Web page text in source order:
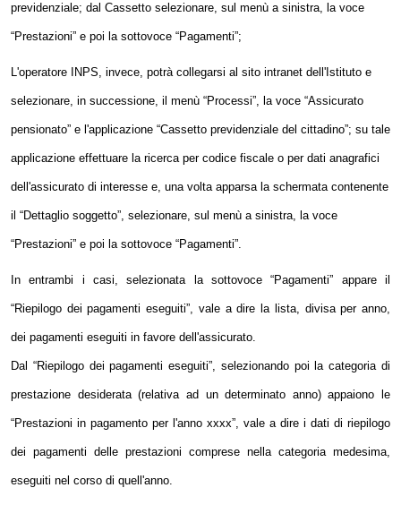
previdenziale; dal Cassetto selezionare, sul menù a sinistra, la voce
“Prestazioni” e poi la sottovoce “Pagamenti”;
L'operatore INPS, invece, potrà collegarsi al sito intranet dell'Istituto e
selezionare, in successione, il menù “Processi”, la voce “Assicurato
pensionato” e l'applicazione “Cassetto previdenziale del cittadino”; su tale
applicazione effettuare la ricerca per codice fiscale o per dati anagrafici
dell'assicurato di interesse e, una volta apparsa la schermata contenente
il “Dettaglio soggetto”, selezionare, sul menù a sinistra, la voce
“Prestazioni” e poi la sottovoce “Pagamenti”.
In entrambi i casi, selezionata la sottovoce “Pagamenti” appare il
“Riepilogo dei pagamenti eseguiti”, vale a dire la lista, divisa per anno,
dei pagamenti eseguiti in favore dell'assicurato.
Dal “Riepilogo dei pagamenti eseguiti”, selezionando poi la categoria di
prestazione desiderata (relativa ad un determinato anno) appaiono le
“Prestazioni in pagamento per l'anno xxxx”, vale a dire i dati di riepilogo
dei pagamenti delle prestazioni comprese nella categoria medesima,
eseguiti nel corso di quell'anno.